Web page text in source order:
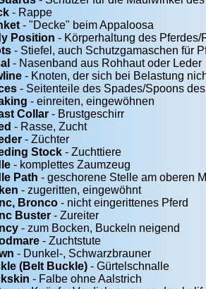
- Rappe
- "Decke" beim Appaloosa
Position - Körperhaltung des Pferdes/
- Stiefel, auch Schutzgamaschen für
- Nasenband aus Rohhaut oder Leder
- Knoten, der sich bei Belastung
- Seitenteile des Spades/Spoons
- einreiten, eingewöhnen
Collar - Brustgeschirr
- Rasse, Zucht
- Züchter
Stock - Zuchttiere
- komplettes Zaumzeug
Path - geschorene Stelle am oberen
- zugeritten, eingewöhnt
Bronco - nicht eingerittenes Pferd
Buster - Zureiter
- zum Bocken, Buckeln neigend
- Zuchtstute
- Dunkel-, Schwarzbrauner
(Belt Buckle) - Gürtelschnalle
- Falbe ohne Aalstrich